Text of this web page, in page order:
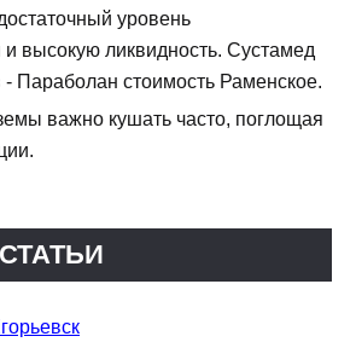
уровень
и высокую ликвидность. Сустамед
- Параболан стоимость Раменское.
важно кушать часто, поглощая